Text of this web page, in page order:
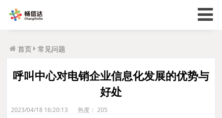
首页 常见问题
呼叫中心对电销企业信息化发展的优势与
好处
2023/04/18 16:20:13 热度： 205